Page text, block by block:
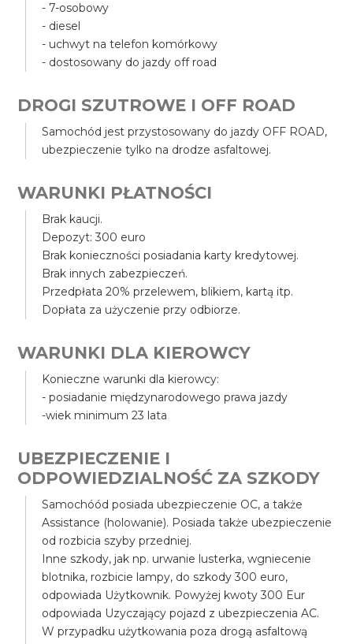
- 7-osobowy
- diesel
- uchwyt na telefon komórkowy
- dostosowany do jazdy off road
DROGI SZUTROWE I OFF ROAD
Samochód jest przystosowany do jazdy OFF ROAD,
ubezpieczenie tylko na drodze asfaltowej.
WARUNKI PŁATNOŚCI
Brak kaucji.
Depozyt: 300 euro
Brak konieczności posiadania karty kredytowej.
Brak innych zabezpieczeń.
Przedpłata 20% przelewem, blikiem, kartą itp.
Dopłata za użyczenie przy odbiorze.
WARUNKI DLA KIEROWCY
Konieczne warunki dla kierowcy:
- posiadanie międzynarodowego prawa jazdy
-wiek minimum 23 lata
UBEZPIECZENIE I
ODPOWIEDZIALNOŚĆ ZA SZKODY
Samochóód posiada ubezpieczenie OC, a także
Assistance (holowanie). Posiada także ubezpieczenie
od rozbicia szyby przedniej.
Inne szkody, jak np. urwanie lusterka, wgniecenie
blotnika, rozbicie lampy, do szkody 300 euro,
odpowiada Użytkownik. Powyżej kwoty 300 Eur
odpowiada Uzyczający pojazd z ubezpieczenia AC.
W przypadku użytkowania poza drogą asfaltową